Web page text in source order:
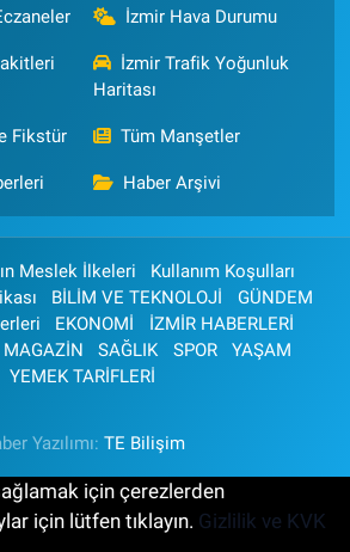
İzmir Hava Durumu
İzmir Trafik Yoğunluk
Haritası
Fikstür Tüm Manşetler
Haber Arşivi
Meslek İlkeleri
Kullanım Koşulları
BİLİM VE TEKNOLOJİ
GÜNDEM
EKONOMİ
İZMİR HABERLERİ
MAGAZİN SAĞLIK SPOR
YAŞAM
YEMEK TARİFLERİ
Yazılımı: TE Bilişim
için çerezlerden
için lütfen tıklayın. Gizlilik ve KVK